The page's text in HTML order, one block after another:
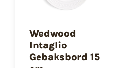
Wedwood
Intaglio
Gebaksbord 15